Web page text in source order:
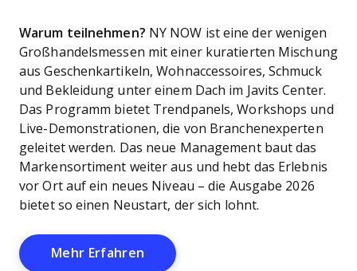
Warum teilnehmen? NY NOW ist eine der wenigen
Großhandelsmessen mit einer kuratierten Mischung
aus Geschenkartikeln, Wohnaccessoires, Schmuck
und Bekleidung unter einem Dach im Javits Center.
Das Programm bietet Trendpanels, Workshops und
Live-Demonstrationen, die von Branchenexperten
geleitet werden. Das neue Management baut das
Markensortiment weiter aus und hebt das Erlebnis
vor Ort auf ein neues Niveau – die Ausgabe 2026
bietet so einen Neustart, der sich lohnt.
Mehr Erfahren Opens New Window